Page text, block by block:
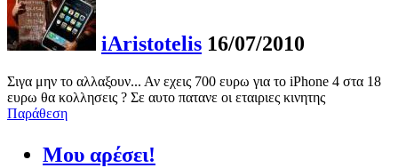
iAristotelis 16/07/2010
Σιγα μην το αλλαξουν... Αν εχεις 700 ευρω για το iPhone 4 στα 18
ευρω θα κολλησεις ? Σε αυτο πατανε οι εταιριες κινητης
Παράθεση
Μου αρέσει!